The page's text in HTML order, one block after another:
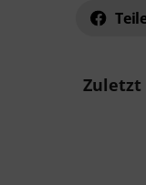
Zuletzt